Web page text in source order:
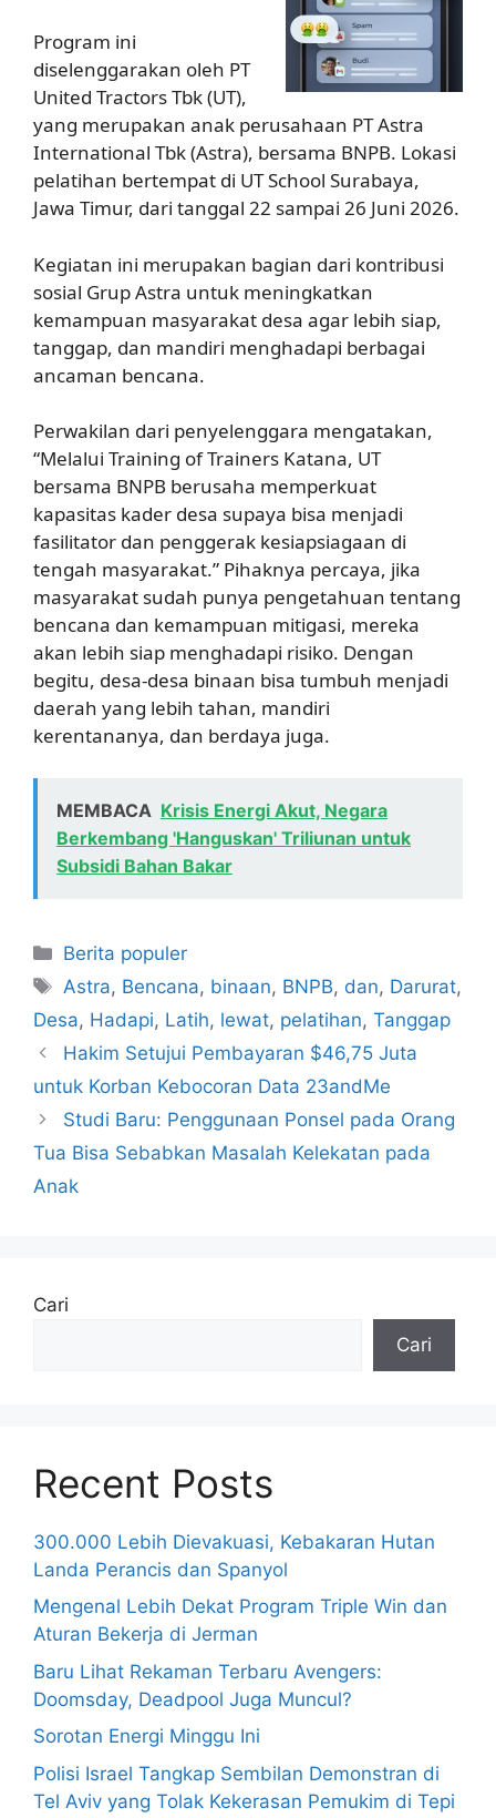
Program ini
diselenggarakan oleh PT
United Tractors Tbk (UT),
yang merupakan anak perusahaan PT Astra
International Tbk (Astra), bersama BNPB. Lokasi
pelatihan bertempat di UT School Surabaya,
Jawa Timur, dari tanggal 22 sampai 26 Juni 2026.
Kegiatan ini merupakan bagian dari kontribusi
sosial Grup Astra untuk meningkatkan
kemampuan masyarakat desa agar lebih siap,
tanggap, dan mandiri menghadapi berbagai
ancaman bencana.
Perwakilan dari penyelenggara mengatakan,
“Melalui Training of Trainers Katana, UT
bersama BNPB berusaha memperkuat
kapasitas kader desa supaya bisa menjadi
fasilitator dan penggerak kesiapsiagaan di
tengah masyarakat.” Pihaknya percaya, jika
masyarakat sudah punya pengetahuan tentang
bencana dan kemampuan mitigasi, mereka
akan lebih siap menghadapi risiko. Dengan
begitu, desa-desa binaan bisa tumbuh menjadi
daerah yang lebih tahan, mandiri
kerentananya, dan berdaya juga.
MEMBACA Krisis Energi Akut, Negara
Berkembang 'Hanguskan' Triliunan untuk
Subsidi Bahan Bakar
Kategori
Berita populer
Tag
Astra, Bencana, binaan, BNPB, dan, Darurat,
Desa, Hadapi, Latih, lewat, pelatihan, Tanggap
Hakim Setujui Pembayaran $46,75 Juta
untuk Korban Kebocoran Data 23andMe
Studi Baru: Penggunaan Ponsel pada Orang
Tua Bisa Sebabkan Masalah Kelekatan pada
Anak
Cari
Cari
Recent Posts
300.000 Lebih Dievakuasi, Kebakaran Hutan
Landa Perancis dan Spanyol
Mengenal Lebih Dekat Program Triple Win dan
Aturan Bekerja di Jerman
Baru Lihat Rekaman Terbaru Avengers:
Doomsday, Deadpool Juga Muncul?
Sorotan Energi Minggu Ini
Polisi Israel Tangkap Sembilan Demonstran di
Tel Aviv yang Tolak Kekerasan Pemukim di Tepi